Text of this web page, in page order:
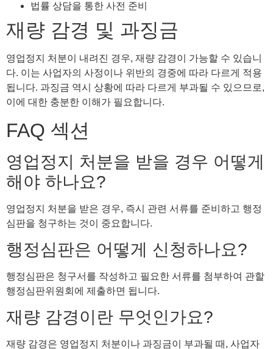
법률 상담을 통한 사전 준비
재량 감경 및 과징금
영업정지 처분이 내려진 경우, 재량 감경이 가능할 수 있습니
다. 이는 사업자의 사정이나 위반의 경중에 따라 다르게 적용
됩니다. 과징금 역시 상황에 따라 다르게 부과될 수 있으므로,
이에 대한 충분한 이해가 필요합니다.
FAQ 섹션
영업정지 처분을 받을 경우 어떻게
해야 하나요?
영업정지 처분을 받은 경우, 즉시 관련 서류를 준비하고 행정
심판을 청구하는 것이 중요합니다.
행정심판은 어떻게 신청하나요?
행정심판은 청구서를 작성하고 필요한 서류를 첨부하여 관할
행정심판위원회에 제출하면 됩니다.
재량 감경이란 무엇인가요?
재량 감경은 영업정지 처분이나 과징금이 부과될 때, 사업자